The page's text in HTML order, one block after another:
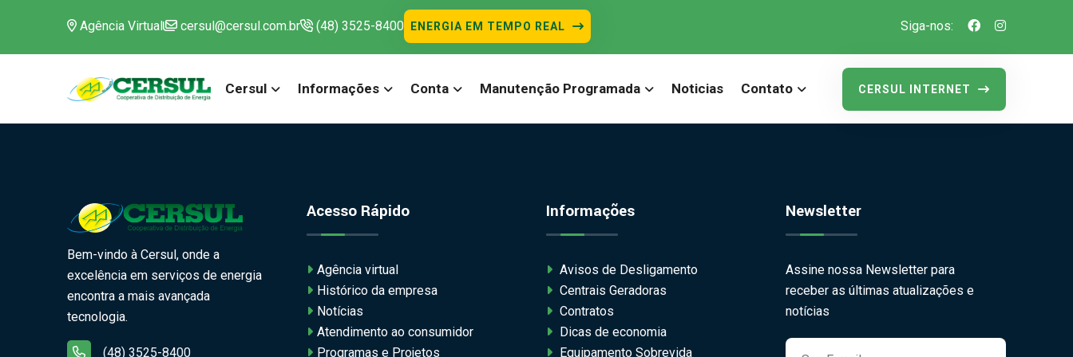
Agência Virtual cersul@cersul.com.br (48) 3525-8400 ENERGIA EM TEMPO REAL Siga-nos:
Cersul Informações Conta Manutenção Programada Noticias Contato CERSUL INTERNET
Bem-vindo à Cersul, onde a
excelência em serviços de energia
encontra a mais avançada
tecnologia.
(48) 3525-8400
Acesso Rápido
Agência virtual
Histórico da empresa
Notícias
Atendimento ao consumidor
Programas e Projetos
Informações
Avisos de Desligamento
Centrais Geradoras
Contratos
Dicas de economia
Equipamento Sobrevida
Newsletter
Assine nossa Newsletter para
receber as últimas atualizações e
notícias